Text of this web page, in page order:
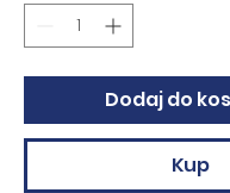
Dodaj do
Kup